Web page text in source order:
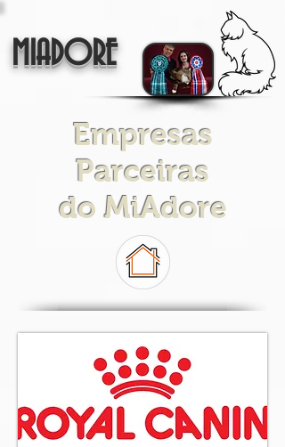
MIADORE
Empresas
Parceiras
do MiAdore